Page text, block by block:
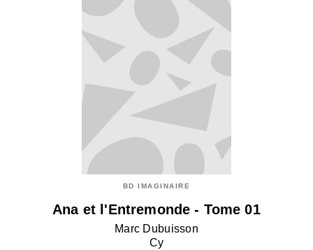
BD IMAGINAIRE
Ana et l'Entremonde - Tome 01
Marc Dubuisson
Cy